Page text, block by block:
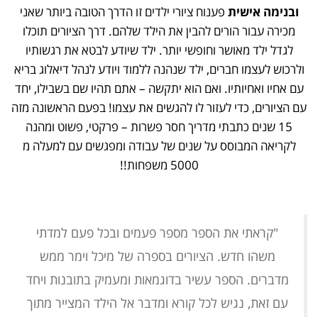
ובנימה אישית פענוח ציורי ילדים זו הדרך הטובה ביותר שאני
מכירה עבור הורים להבין את הילד שלהם. דרך הציורים תוכלו
לגדל ילד מאושר וחופשי יותר. ילד שיודע לבטא את רגשותיו
ולרכוש לעצמו חברים, ילד שנהנה ללמוד ויודע לנהל דיאלוג בריא
עם אחיו ואחיותיו. ואם הוא יתקשה – אתם תהיו שם בשבילו, יחד
עם הציורים, כדי לעזור לו להגשים את עצמו! בפעם הראשונה מזה
15 שנים כתבתי מדריך חסר פשרות – פרקטי, פשוט ומהנה
לקריאה המבוסס על שנים של עבודה ומפגשים עם למעלה מ
5000 משפחות!!
"קראתי את הספר מספר פעמים ובכל פעם למדתי
משהו חדש. הציורים בספרה של מיכל וימר ממש
מדברים. הספר עשיר בדוגמאות ומעמיק בתובנות ויחד
עם זאת, נגיש לכל קורא ומדבר אל הילד המצייר מתוך